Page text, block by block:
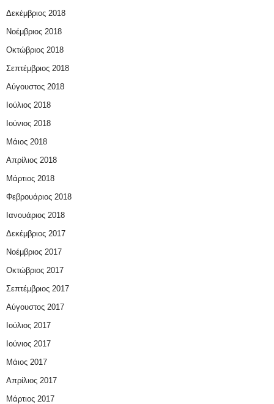
Δεκέμβριος 2018
Νοέμβριος 2018
Οκτώβριος 2018
Σεπτέμβριος 2018
Αύγουστος 2018
Ιούλιος 2018
Ιούνιος 2018
Μάιος 2018
Απρίλιος 2018
Μάρτιος 2018
Φεβρουάριος 2018
Ιανουάριος 2018
Δεκέμβριος 2017
Νοέμβριος 2017
Οκτώβριος 2017
Σεπτέμβριος 2017
Αύγουστος 2017
Ιούλιος 2017
Ιούνιος 2017
Μάιος 2017
Απρίλιος 2017
Μάρτιος 2017